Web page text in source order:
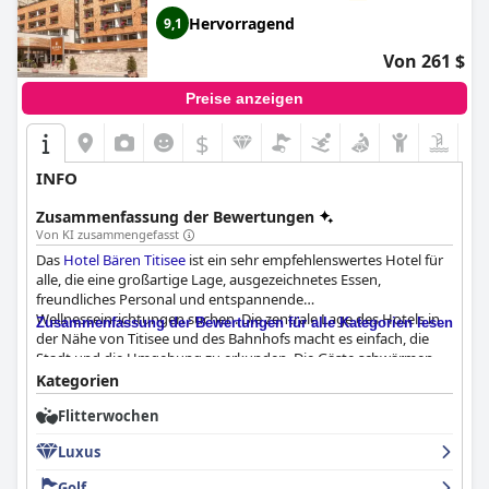
9,1 Hervorragend
Von 261 $
Preise anzeigen
$
INFO
Zusammenfassung der Bewertungen
Von KI zusammengefasst
Das Hotel Bären Titisee ist ein sehr empfehlenswertes Hotel für
alle, die eine großartige Lage, ausgezeichnetes Essen,
freundliches Personal und entspannende
Wellnesseinrichtungen suchen. Die zentrale Lage des Hotels in
der Nähe von Titisee und des Bahnhofs macht es einfach, die
Stadt und die Umgebung zu erkunden. Die Gäste schwärmen
von den Frühstücks- und Abendessensangeboten, die sie als
ausgezeichnet, köstlich und abwechslungsreich beschreiben.
Die Zimmer sind gemütlich und geräumig und mit modernen
freundlich und hilfsbereit. Auch die Spa- und
Wellnesseinrichtungen werden von den Gästen sehr gelobt, die
Zusammenfassung der Bewertungen für alle Kategorien lesen
Kategorien
Flitterwochen
Luxus